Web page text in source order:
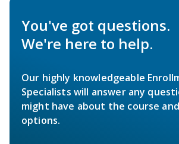
You've got questions.
We're here to help.
Our highly knowledgeable
Specialists will answer any
might have about the course
options.